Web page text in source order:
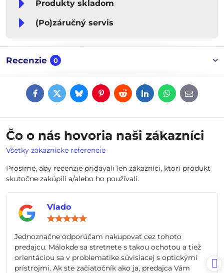
Produkty skladom
(Po)záručný servis
Recenzie 0
FacebookTwitterBlueskyPinterestRedditLinkedInWhatsApp
E-
mail
Čo o nás hovoria naši zákazníci
Všetky zákaznícke referencie
Prosíme, aby recenzie pridávali len zákazníci, ktorí produkt
skutočne zakúpili a/alebo ho používali.
Vlado
5
Jednoznačne odporúčam nakupovať cez tohoto
predajcu. Málokde sa stretnete s takou ochotou a tiež
orientáciou sa v problematike súvisiacej s optickými
prístrojmi. Ak ste začiatočník ako ja, predajca Vám